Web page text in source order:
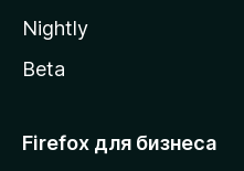
Nightly
Beta
Firefox для бизнеса